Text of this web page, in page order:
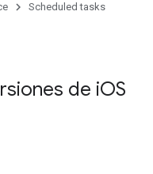
Scheduled tasks
de iOS